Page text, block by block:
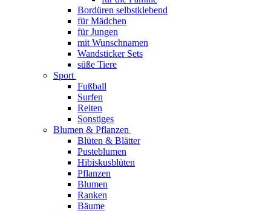
Bordüren selbstklebend
für Mädchen
für Jungen
mit Wunschnamen
Wandsticker Sets
süße Tiere
Sport
Fußball
Surfen
Reiten
Sonstiges
Blumen & Pflanzen
Blüten & Blätter
Pusteblumen
Hibiskusblüten
Pflanzen
Blumen
Ranken
Bäume